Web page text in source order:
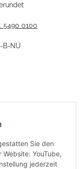
Sie den
YouTube,
jederzeit
5490 0100
B-NÜ